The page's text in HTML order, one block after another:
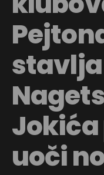
Jokića
uoči